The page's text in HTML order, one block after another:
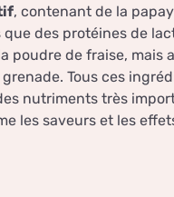
, contenant de la
des protéines de
poudre de fraise, mais
Tous ces
nutriments très
les saveurs et les